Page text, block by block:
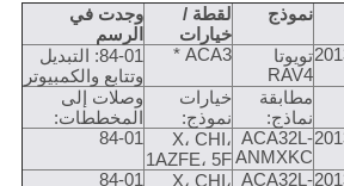
نموذج
لقطة /
خيارات
وجدت في
الرسم
تويوتا
RAV4
ACA3 *
84-01: التبديل
وتتابع والكمبيوتر
مطابقة
نماذج:
خيارات
نموذج:
وصلات إلى
المخططات:
ACA32L-
ANMXKC
X، CHI،
1AZFE، 5F
84-01
ACA32L- X، CHI،
84-01